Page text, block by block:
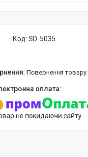
Код: SD-5035
повернення
не покидаючи сайту.